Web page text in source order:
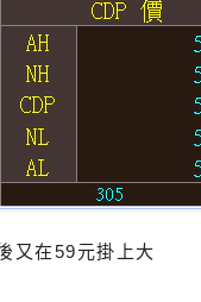
又在59元掛上大